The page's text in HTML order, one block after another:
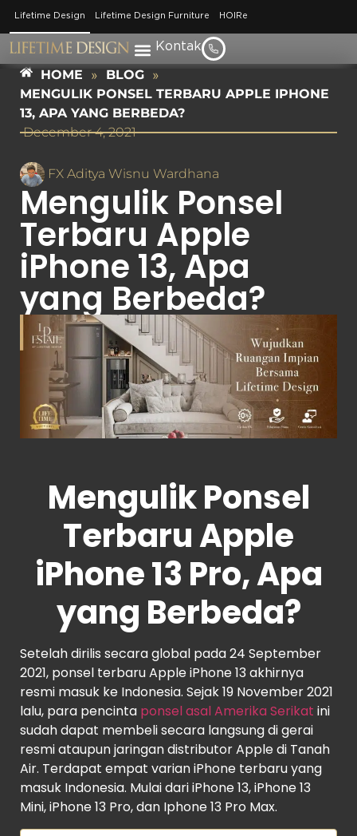
Lifetime Design Lifetime Design Furniture HOIRe
Kontak
HOME » BLOG »
MENGULIK PONSEL TERBARU APPLE IPHONE
13, APA YANG BERBEDA?
December 4, 2021
FX Aditya Wisnu Wardhana
Mengulik Ponsel
Terbaru Apple
iPhone 13, Apa
yang Berbeda?
Mengulik Ponsel
Terbaru Apple
iPhone 13 Pro, Apa
yang Berbeda?
Setelah dirilis secara global pada 24 September
2021, ponsel terbaru Apple iPhone 13 akhirnya
resmi masuk ke Indonesia. Sejak 19 November 2021
lalu, para pencinta ponsel asal Amerika Serikat ini
sudah dapat membeli secara langsung di gerai
resmi ataupun jaringan distributor Apple di Tanah
Air. Terdapat empat varian iPhone terbaru yang
masuk Indonesia. Mulai dari iPhone 13, iPhone 13
Mini, iPhone 13 Pro, dan Iphone 13 Pro Max.